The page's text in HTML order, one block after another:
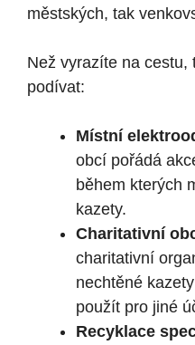
městských, tak
Než vyrazíte na cestu,
podívat:
Místní
obcí pořádá
během kterých
kazety.
Charitativní
charitativní
nechtěné
použít pro jiné
Recyklace